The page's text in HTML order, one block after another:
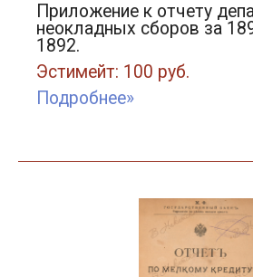
Приложение к отчету
неокладных сборов за
1892.
Эстимейт: 100 руб.
Подробнее»